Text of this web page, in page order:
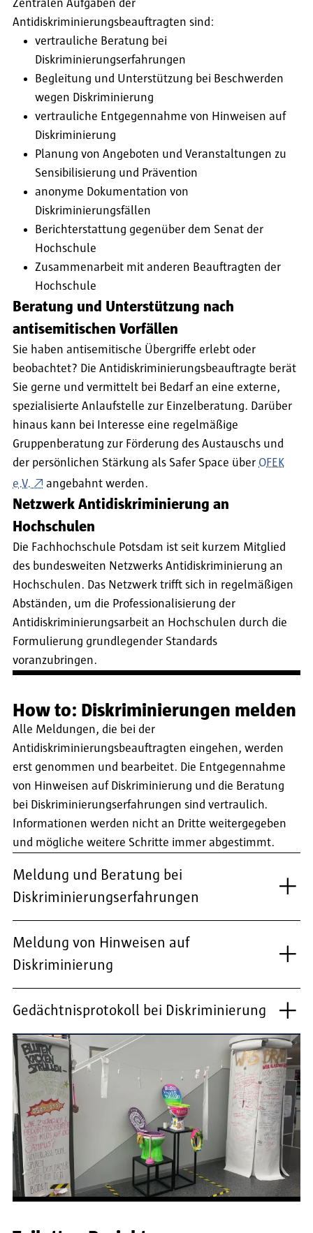
Zentralen Aufgaben der
Antidiskriminierungsbeauftragten sind:
vertrauliche Beratung bei
Diskriminierungserfahrungen
Begleitung und Unterstützung bei Beschwerden
wegen Diskriminierung
vertrauliche Entgegennahme von Hinweisen auf
Diskriminierung
Planung von Angeboten und Veranstaltungen zu
Sensibilisierung und Prävention
anonyme Dokumentation von
Diskriminierungsfällen
Berichterstattung gegenüber dem Senat der
Hochschule
Zusammenarbeit mit anderen Beauftragten der
Hochschule
Beratung und Unterstützung nach
antisemitischen Vorfällen
Sie haben antisemitische Übergriffe erlebt oder
beobachtet? Die Antidiskriminierungsbeauftragte berät
Sie gerne und vermittelt bei Bedarf an eine externe,
spezialisierte Anlaufstelle zur Einzelberatung. Darüber
hinaus kann bei Interesse eine regelmäßige
Gruppenberatung zur Förderung des Austauschs und
der persönlichen Stärkung als Safer Space über OFEK
e.V.
angebahnt werden.
Netzwerk Antidiskriminierung an
Hochschulen
Die Fachhochschule Potsdam ist seit kurzem Mitglied
des bundesweiten Netzwerks Antidiskriminierung an
Hochschulen. Das Netzwerk trifft sich in regelmäßigen
Abständen, um die Professionalisierung der
Antidiskriminierungsarbeit an Hochschulen durch die
Formulierung grundlegender Standards
voranzubringen.
How to: Diskriminierungen melden
Alle Meldungen, die bei der
Antidiskriminierungsbeauftragten eingehen, werden
erst genommen und bearbeitet. Die Entgegennahme
von Hinweisen auf Diskriminierung und die Beratung
bei Diskriminierungserfahrungen sind vertraulich.
Informationen werden nicht an Dritte weitergegeben
und mögliche weitere Schritte immer abgestimmt.
Meldung und Beratung bei
Diskriminierungserfahrungen
Meldung von Hinweisen auf
Diskriminierung
Gedächtnisprotokoll bei Diskriminierung